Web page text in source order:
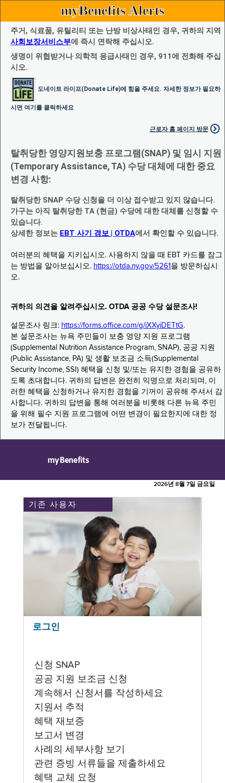
myBenefits Alerts
주거, 식료품, 유틸리티 또는 난방 비상사태인 경우, 귀하의 지역
사회보장서비스부에 즉시 연락해 주십시오.
생명이 위협받거나 의학적 응급사태인 경우, 911에 전화해 주십
시오.
도네이트 라이프(Donate Life)에 힘을 주세요. 자세한 정보가 필요하
시면 여기를 클릭하세요
근로자 홈 페이지 방문
탈취당한 영양지원보충 프로그램(SNAP) 및 임시 지원
(Temporary Assistance, TA) 수당 대체에 대한 중요
변경 사항:
탈취당한 SNAP 수당 신청을 더 이상 접수받고 있지 않습니다.
가구는 아직 탈취당한 TA (현금) 수당에 대한 대체를 신청할 수
있습니다.
상세한 정보는 EBT 사기 경보 | OTDA에서 확인할 수 있습니다.
여러분의 혜택을 지키십시오. 사용하지 않을 때 EBT 카드를 잠그
는 방법을 알아보십시오. https://otda.ny.gov/5261 을 방문하십시
오.
귀하의 의견을 알려주십시오. OTDA 공공 수당 설문조사!
설문조사 링크: https://forms.office.com/g/iXXyiDETtG.
본 설문조사는 뉴욕 주민들이 보충 영양 지원 프로그램
(Supplemental Nutrition Assistance Program, SNAP), 공공 지원
(Public Assistance, PA) 및 생활 보조금 소득(Supplemental
Security Income, SSI) 혜택을 신청 및/또는 유지한 경험을 공유하
도록 초대합니다. 귀하의 답변은 완전히 익명으로 처리되며, 이
러한 혜택을 신청하거나 유지한 경험을 기꺼이 공유해 주셔서 감
사합니다. 귀하의 답변을 통해 여러분을 비롯해 다른 뉴욕 주민
을 위해 필수 지원 프로그램에 어떤 변경이 필요한지에 대한 정
보가 전달됩니다.
myBenefits
2026년 8월 7일 금요일
기존 사용자
로그인
신청 SNAP
공공 지원 보조금 신청
계속해서 신청서를 작성하세요
지원서 추적
혜택 재보증
보고서 변경
사례의 세부사항 보기
관련 증빙 서류들을 제출하세요
혜택 교체 요청